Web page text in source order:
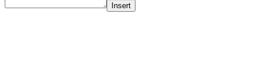
Insert